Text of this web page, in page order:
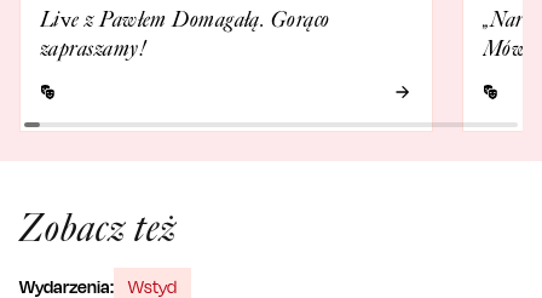
Live z Pawłem Domagałą. Gorąco
zapraszamy!
Mówi
Zobacz też
Wydarzenia:
Wstyd